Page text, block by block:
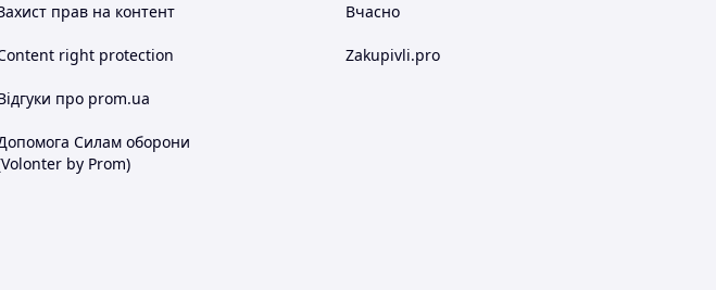
роботи без
прав на контент
right protection
про prom.ua
Силам оборони
by Prom)
Вчасно
Zakupivli.pro